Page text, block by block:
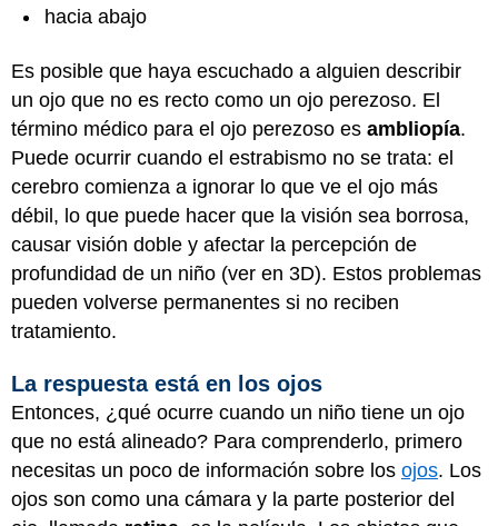
hacia abajo
Es posible que haya escuchado a alguien describir
un ojo que no es recto como un ojo perezoso. El
término médico para el ojo perezoso es ambliopía.
Puede ocurrir cuando el estrabismo no se trata: el
cerebro comienza a ignorar lo que ve el ojo más
débil, lo que puede hacer que la visión sea borrosa,
causar visión doble y afectar la percepción de
profundidad de un niño (ver en 3D). Estos problemas
pueden volverse permanentes si no reciben
tratamiento.
La respuesta está en los ojos
Entonces, ¿qué ocurre cuando un niño tiene un ojo
que no está alineado? Para comprenderlo, primero
necesitas un poco de información sobre los ojos. Los
ojos son como una cámara y la parte posterior del